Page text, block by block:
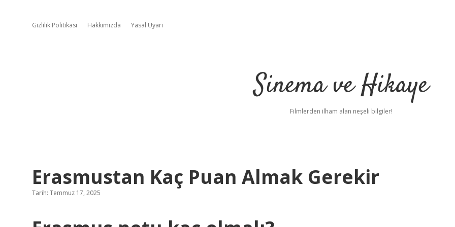
Gizlilik Politikası Hakkımızda Yasal Uyarı
Sinema ve Hikaye
Filmlerden ilham alan neşeli bilgiler!
Erasmustan Kaç Puan Almak Gerekir
Tarih: Temmuz 17, 2025